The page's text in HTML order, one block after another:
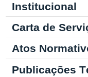
Institucional
Carta de
Atos
Publicações